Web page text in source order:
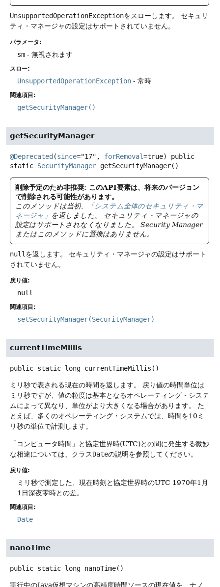
UnsupportedOperationExceptionをスローします。
セキュリ
ティ・マネージャの設定はサポートされていません。
パラメータ:
sm - 無視されます
スロー:
UnsupportedOperationException - 常時
関連項目:
getSecurityManager()
getSecurityManager
@Deprecated (since="17", forRemoval=true) public
static SecurityManager getSecurityManager()
削除予定のため非推奨: このAPI要素は、将来のバージョン
で削除される可能性があります。
このメソッドは当初、
「システム全体のセキュリティ・マ
ネージャ」 を返しました。
セキュリティ・マネージャの
設定はサポートされなくなりました。
Security Manager
またはこのメソッドに置換はありません。
null を返します。
セキュリティ・マネージャの設定はサポート
されていません。
戻り値:
null
関連項目:
setSecurityManager(SecurityManager)
currentTimeMillis
public static long currentTimeMillis ()
ミリ秒で表される現在の時間を返します。
戻り値の時間単位は
ミリ秒ですが、値の粒度は基本となるオペレーティング・システ
ムによって異なり、単位がより大きくなる場合があります。
た
とえば、多くのオペレーティング・システムでは、時間を10ミ
リ秒の単位で計測します。
「コンピュータ時間」と協定世界時(UTC)との間に発生する微妙
な相違については、クラスDateの説明を参照してください。
戻り値:
ミリ秒で測定した、現在時刻と協定世界時のUTC 1970年1月
1日深夜零時との差。
関連項目:
Date
nanoTime
public static long nanoTime()
実行中のJava仮想マシンの高精度時間ソースの現在値を、ナノ